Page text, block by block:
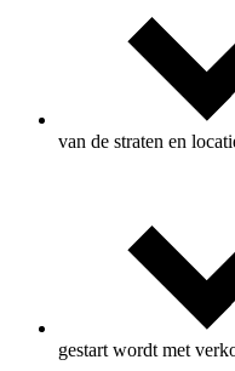
van de straten en
gestart wordt met